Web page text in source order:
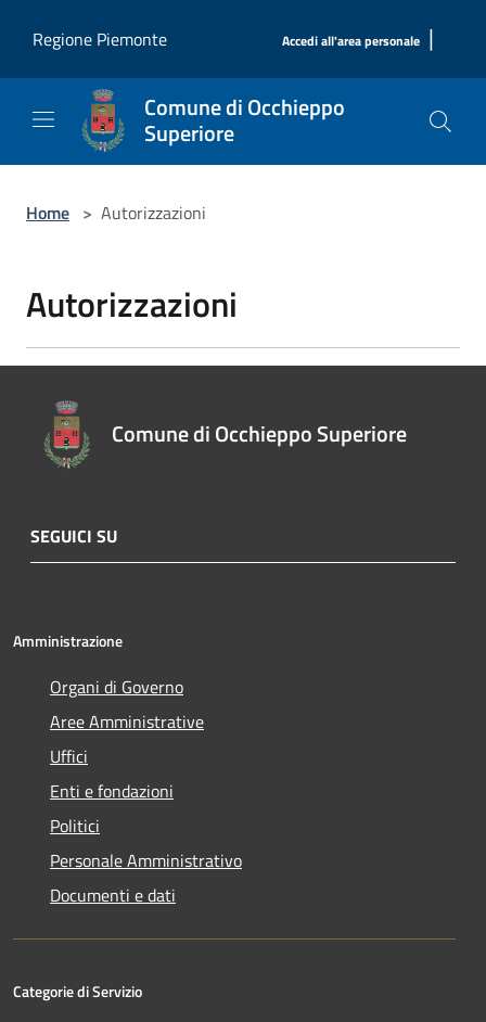
Regione Piemonte
Accedi all'area personale |
Comune di Occhieppo
Superiore
Home > Autorizzazioni
Autorizzazioni
Comune di Occhieppo Superiore
SEGUICI SU
Amministrazione
Organi di Governo
Aree Amministrative
Uffici
Enti e fondazioni
Politici
Personale Amministrativo
Documenti e dati
Categorie di Servizio